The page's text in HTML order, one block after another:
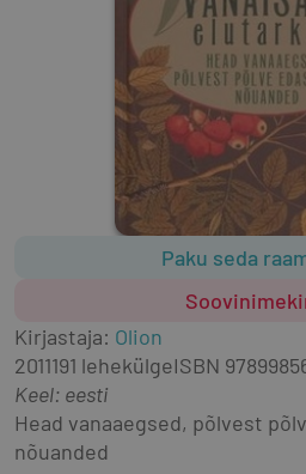
Paku seda
Kirjastaja: Olion
2011191 lehekülgeISBN
Keel: eesti
Head vanaaegsed, põlvest
nõuanded